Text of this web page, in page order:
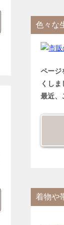
色々な
ページ
くしま
最近、
着物や